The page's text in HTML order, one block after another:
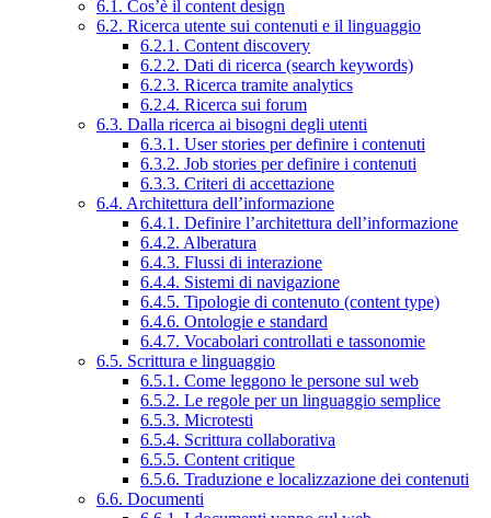
6.1. Cos’è il content design
6.2. Ricerca utente sui contenuti e il linguaggio
6.2.1. Content discovery
6.2.2. Dati di ricerca (search keywords)
6.2.3. Ricerca tramite analytics
6.2.4. Ricerca sui forum
6.3. Dalla ricerca ai bisogni degli utenti
6.3.1. User stories per definire i contenuti
6.3.2. Job stories per definire i contenuti
6.3.3. Criteri di accettazione
6.4. Architettura dell’informazione
6.4.1. Definire l’architettura dell’informazione
6.4.2. Alberatura
6.4.3. Flussi di interazione
6.4.4. Sistemi di navigazione
6.4.5. Tipologie di contenuto (content type)
6.4.6. Ontologie e standard
6.4.7. Vocabolari controllati e tassonomie
6.5. Scrittura e linguaggio
6.5.1. Come leggono le persone sul web
6.5.2. Le regole per un linguaggio semplice
6.5.3. Microtesti
6.5.4. Scrittura collaborativa
6.5.5. Content critique
6.5.6. Traduzione e localizzazione dei contenuti
6.6. Documenti